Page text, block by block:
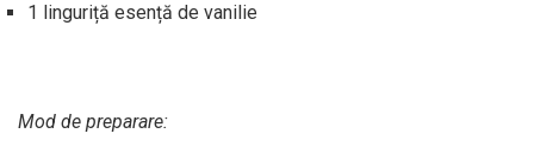
1 linguriță esență de vanilie
Mod de preparare: